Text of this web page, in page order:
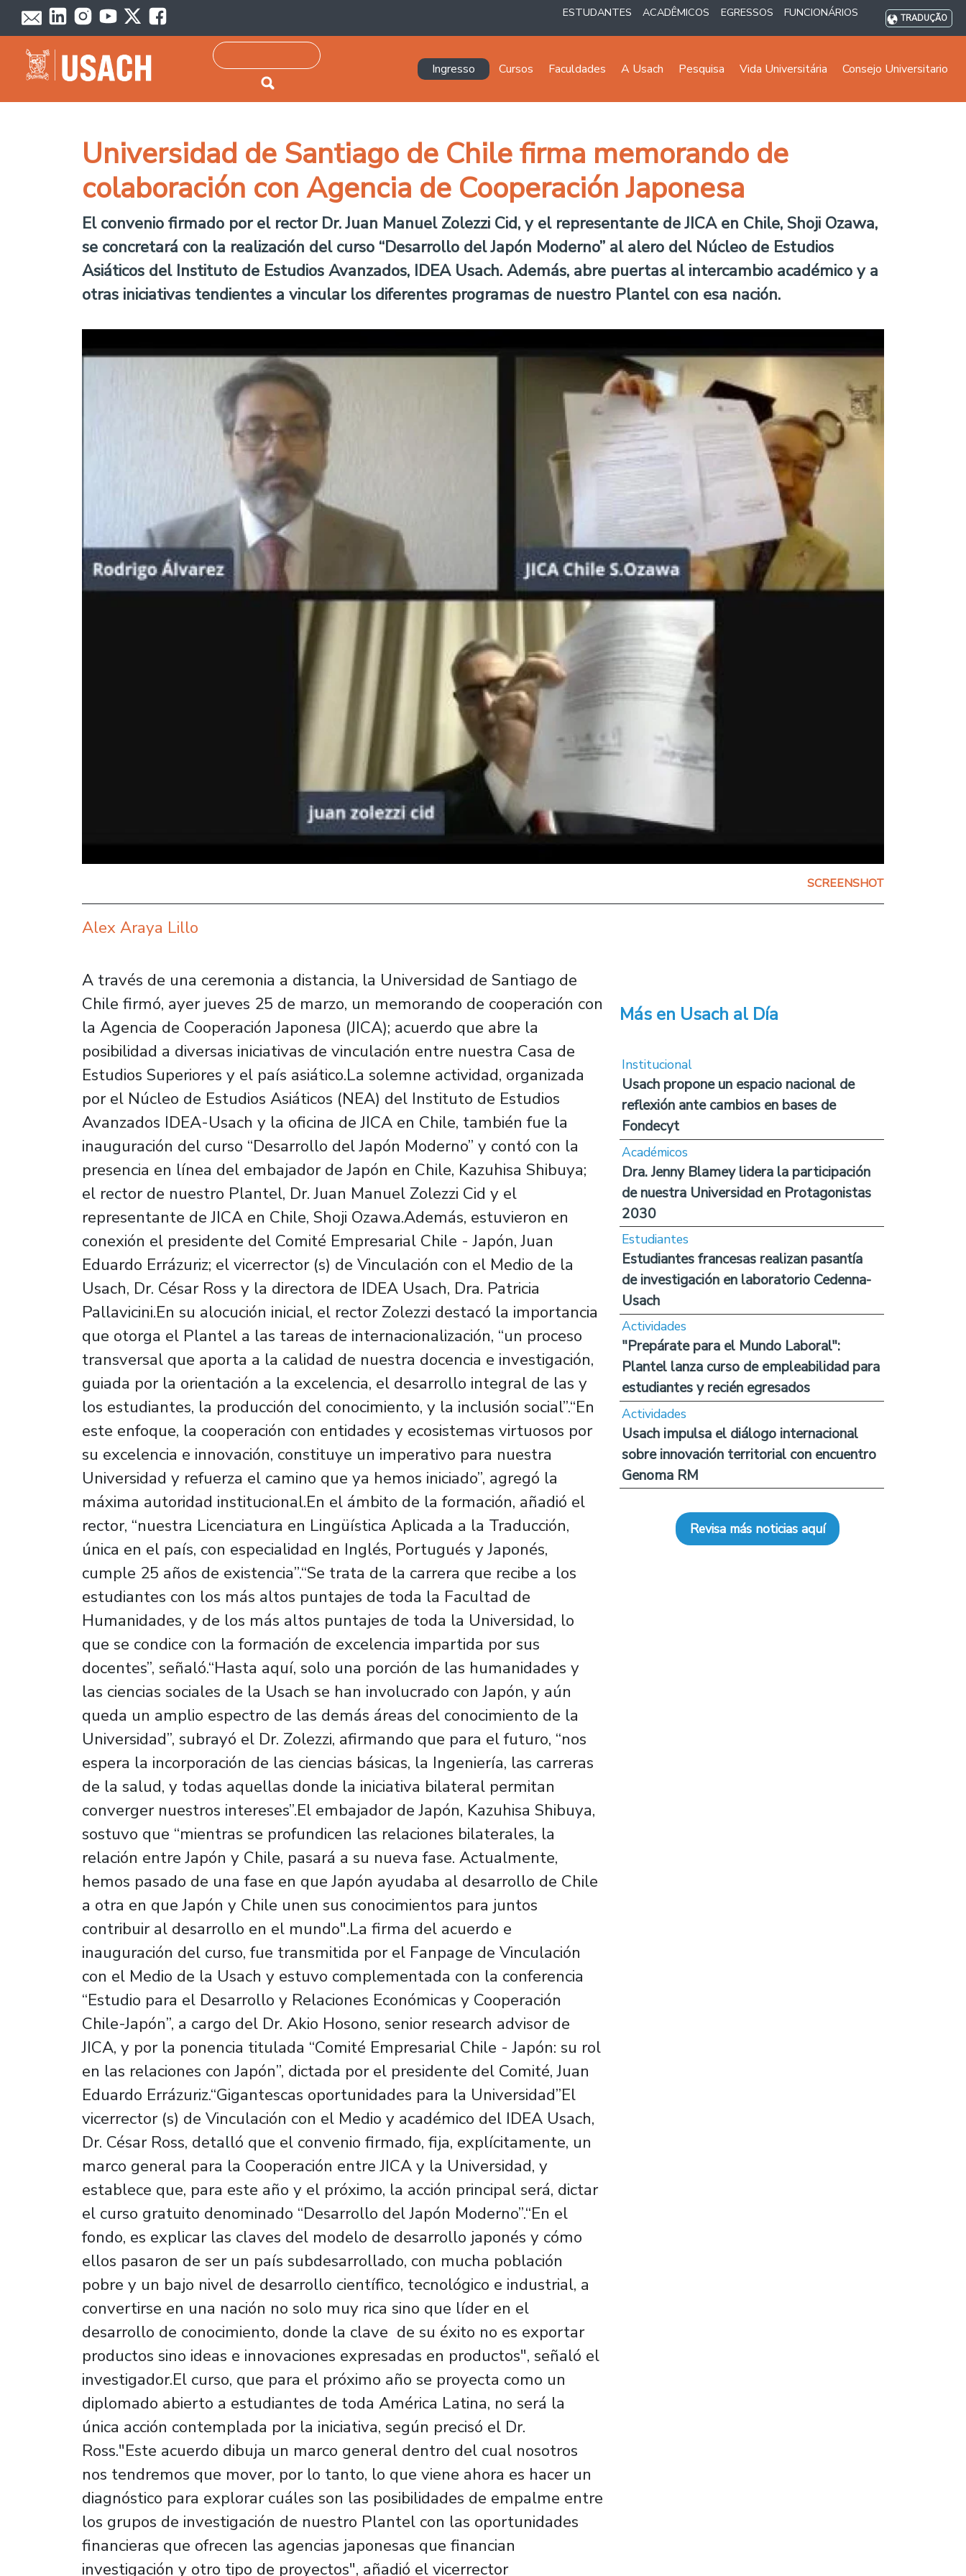
Passar para o conteúdo principal ESTUDANTES ACADÊMICOS EGRESSOS FUNCIONÁRIOS TRADUÇÃO
Pesquisar
Navegación principal
Ingresso Cursos Faculdades A Usach Pesquisa Vida Universitária Consejo Universitario
Universidad de Santiago de Chile firma memorando de
colaboración con Agencia de Cooperación Japonesa
El convenio firmado por el rector Dr. Juan Manuel Zolezzi Cid, y el representante de JICA en Chile, Shoji Ozawa,
se concretará con la realización del curso “Desarrollo del Japón Moderno” al alero del Núcleo de Estudios
Asiáticos del Instituto de Estudios Avanzados, IDEA Usach. Además, abre puertas al intercambio académico y a
otras iniciativas tendientes a vincular los diferentes programas de nuestro Plantel con esa nación.
SCREENSHOT
Alex Araya Lillo
A través de una ceremonia a distancia, la Universidad de Santiago de
Chile firmó, ayer jueves 25 de marzo, un memorando de cooperación con
la Agencia de Cooperación Japonesa (JICA); acuerdo que abre la
posibilidad a diversas iniciativas de vinculación entre nuestra Casa de
Estudios Superiores y el país asiático.La solemne actividad, organizada
por el Núcleo de Estudios Asiáticos (NEA) del Instituto de Estudios
Avanzados IDEA-Usach y la oficina de JICA en Chile, también fue la
inauguración del curso “Desarrollo del Japón Moderno” y contó con la
presencia en línea del embajador de Japón en Chile, Kazuhisa Shibuya;
el rector de nuestro Plantel, Dr. Juan Manuel Zolezzi Cid y el
representante de JICA en Chile, Shoji Ozawa.Además, estuvieron en
conexión el presidente del Comité Empresarial Chile - Japón, Juan
Eduardo Errázuriz; el vicerrector (s) de Vinculación con el Medio de la
Usach, Dr. César Ross y la directora de IDEA Usach, Dra. Patricia
Pallavicini.En su alocución inicial, el rector Zolezzi destacó la importancia
que otorga el Plantel a las tareas de internacionalización, “un proceso
transversal que aporta a la calidad de nuestra docencia e investigación,
guiada por la orientación a la excelencia, el desarrollo integral de las y
los estudiantes, la producción del conocimiento, y la inclusión social”.“En
este enfoque, la cooperación con entidades y ecosistemas virtuosos por
su excelencia e innovación, constituye un imperativo para nuestra
Universidad y refuerza el camino que ya hemos iniciado”, agregó la
máxima autoridad institucional.En el ámbito de la formación, añadió el
rector, “nuestra Licenciatura en Lingüística Aplicada a la Traducción,
única en el país, con especialidad en Inglés, Portugués y Japonés,
cumple 25 años de existencia”.“Se trata de la carrera que recibe a los
estudiantes con los más altos puntajes de toda la Facultad de
Humanidades, y de los más altos puntajes de toda la Universidad, lo
que se condice con la formación de excelencia impartida por sus
docentes”, señaló.“Hasta aquí, solo una porción de las humanidades y
las ciencias sociales de la Usach se han involucrado con Japón, y aún
queda un amplio espectro de las demás áreas del conocimiento de la
Universidad”, subrayó el Dr. Zolezzi, afirmando que para el futuro, “nos
espera la incorporación de las ciencias básicas, la Ingeniería, las carreras
de la salud, y todas aquellas donde la iniciativa bilateral permitan
converger nuestros intereses”.El embajador de Japón, Kazuhisa Shibuya,
sostuvo que “mientras se profundicen las relaciones bilaterales, la
relación entre Japón y Chile, pasará a su nueva fase. Actualmente,
hemos pasado de una fase en que Japón ayudaba al desarrollo de Chile
a otra en que Japón y Chile unen sus conocimientos para juntos
contribuir al desarrollo en el mundo".La firma del acuerdo e
inauguración del curso, fue transmitida por el Fanpage de Vinculación
con el Medio de la Usach y estuvo complementada con la conferencia
“Estudio para el Desarrollo y Relaciones Económicas y Cooperación
Chile-Japón”, a cargo del Dr. Akio Hosono, senior research advisor de
JICA, y por la ponencia titulada “Comité Empresarial Chile - Japón: su rol
en las relaciones con Japón”, dictada por el presidente del Comité, Juan
Eduardo Errázuriz.“Gigantescas oportunidades para la Universidad”El
vicerrector (s) de Vinculación con el Medio y académico del IDEA Usach,
Dr. César Ross, detalló que el convenio firmado, fija, explícitamente, un
marco general para la Cooperación entre JICA y la Universidad, y
establece que, para este año y el próximo, la acción principal será, dictar
el curso gratuito denominado “Desarrollo del Japón Moderno”.“En el
fondo, es explicar las claves del modelo de desarrollo japonés y cómo
ellos pasaron de ser un país subdesarrollado, con mucha población
pobre y un bajo nivel de desarrollo científico, tecnológico e industrial, a
convertirse en una nación no solo muy rica sino que líder en el
desarrollo de conocimiento, donde la clave de su éxito no es exportar
productos sino ideas e innovaciones expresadas en productos", señaló el
investigador.El curso, que para el próximo año se proyecta como un
diplomado abierto a estudiantes de toda América Latina, no será la
única acción contemplada por la iniciativa, según precisó el Dr.
Ross."Este acuerdo dibuja un marco general dentro del cual nosotros
nos tendremos que mover, por lo tanto, lo que viene ahora es hacer un
diagnóstico para explorar cuáles son las posibilidades de empalme entre
los grupos de investigación de nuestro Plantel con las oportunidades
financieras que ofrecen las agencias japonesas que financian
investigación y otro tipo de proyectos", añadió el vicerrector
Más en Usach al Día
Institucional
Usach propone un espacio nacional de
reflexión ante cambios en bases de
Fondecyt
Académicos
Dra. Jenny Blamey lidera la participación
de nuestra Universidad en Protagonistas
2030
Estudiantes
Estudiantes francesas realizan pasantía
de investigación en laboratorio Cedenna-
Usach
Actividades
"Prepárate para el Mundo Laboral":
Plantel lanza curso de empleabilidad para
estudiantes y recién egresados
Actividades
Usach impulsa el diálogo internacional
sobre innovación territorial con encuentro
Genoma RM
Revisa más noticias aquí